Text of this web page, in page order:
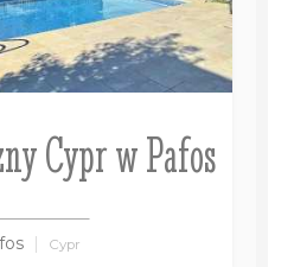
Cypr w Pafos
Cypr